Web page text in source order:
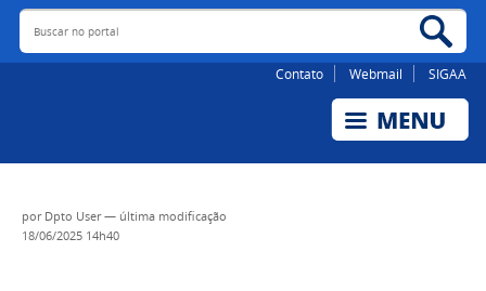
Buscar no portal
Contato Webmail SIGAA
por Dpto User— última modificação
18/06/2025 14h40